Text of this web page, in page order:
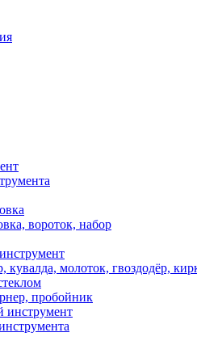
вороток, набор
кувалда, молоток, гвоздодёр,
пробойник
инструмент